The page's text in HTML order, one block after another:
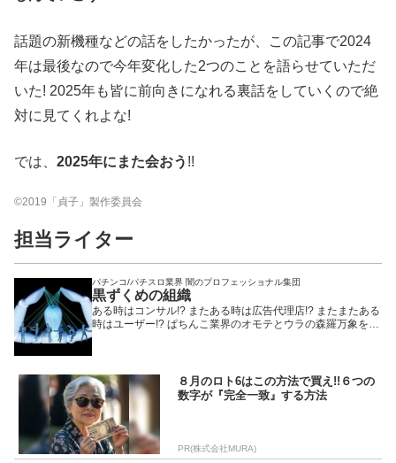
話題の新機種などの話をしたかったが、この記事で2024
年は最後なので今年変化した2つのことを語らせていただ
いた! 2025年も皆に前向きになれる裏話をしていくので絶
対に見てくれよな!
では、 2025年にまた会おう !!
©2019「貞子」製作委員会
担当ライター
パチンコ/パチスロ業界 闇のプロフェッショナル集団
黒ずくめの組織
ある時はコンサル!? またある時は広告代理店!? またまたある
時はユーザー!? ぱちんこ業界のオモテとウラの森羅万象を知
８月のロト6はこの方法で買え!!６つの
数字が『完全一致』する方法
PR(株式会社MURA)